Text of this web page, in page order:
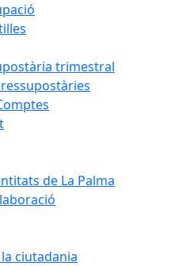
trimestral
de La Palma
ciutadania